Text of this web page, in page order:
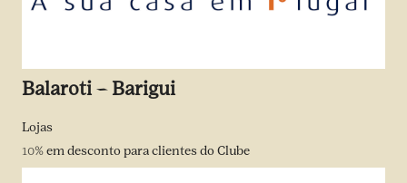
Balaroti – Barigui
Lojas
10%em desconto para clientes do Clube